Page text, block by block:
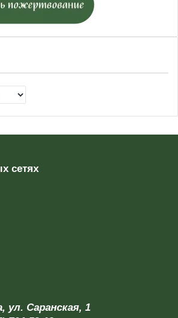
сетях
ул. Саранская, 1